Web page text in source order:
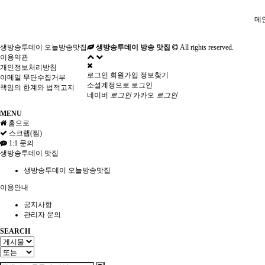
메
생방송투데이 오늘방송맛집
이용약관
개인정보처리방침
이메일 무단수집거부
책임의 한계와 법적고지
생방송투데이 방송 맛집 All rights reserved.
로그인 회원가입 정보찾기
소셜계정으로 로그인
네이버 로그인 카카오 로그인
MENU
홈으로
스크랩(찜)
1:1 문의
생방송투데이 맛집
생방송투데이 오늘방송맛집
이용안내
공지사항
관리자 문의
SEARCH